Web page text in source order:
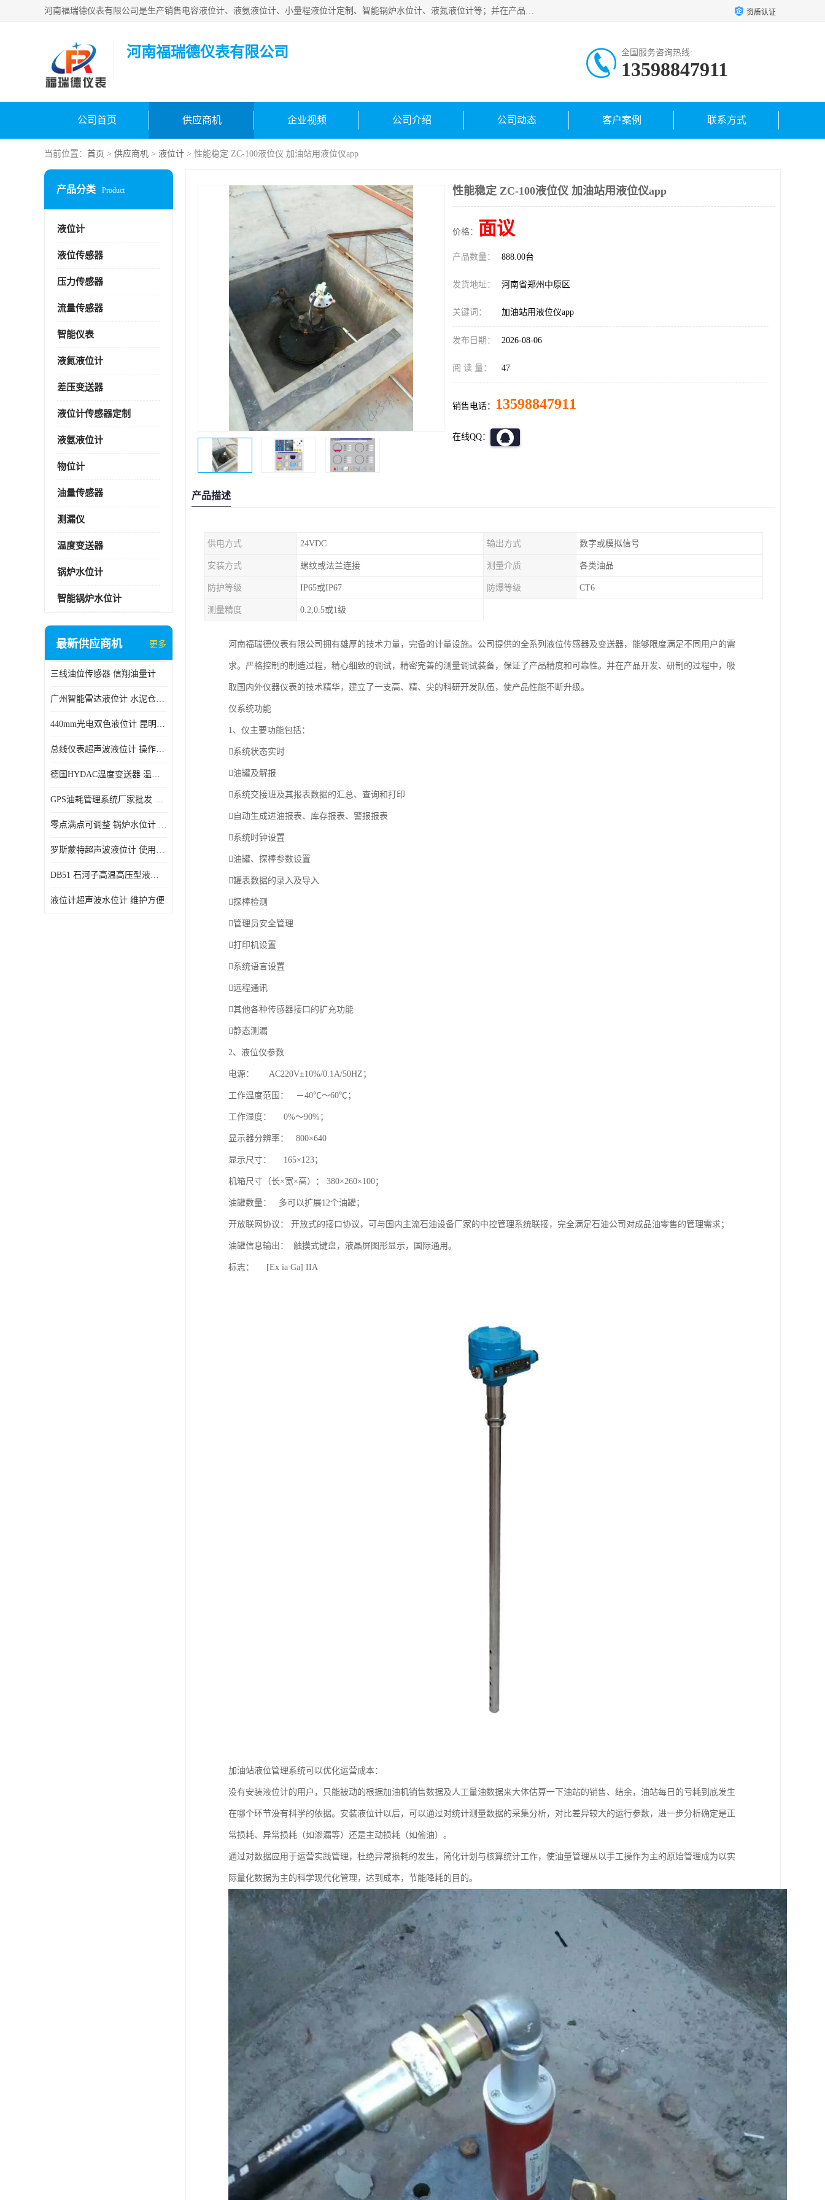
河南福瑞德仪表有限公司是生产销售电容液位计、液氨液位计、小量程液位计定制、智能锅炉水位计、液氮液位计等；并在产品开发、研制的过程中，吸取国内外仪器仪表的技术精华，建立了一支高、精、尖的科研开发队伍，使产品性能不断升级。 资质认证
河南福瑞德仪表有限公司 全国服务咨询热线:
13598847911
公司首页 供应商机 企业视频 公司介绍 公司动态 客户案例 联系方式
当前位置： 首页 > 供应商机 > 液位计 > 性能稳定 ZC-100液位仪 加油站用液位仪app
产品分类 Product
液位计
液位传感器
压力传感器
流量传感器
智能仪表
液氮液位计
差压变送器
液位计传感器定制
液氨液位计
物位计
油量传感器
测漏仪
温度变送器
锅炉水位计
智能锅炉水位计
最新供应商机 更多
三线油位传感器 信翔油量计
广州智能雷达液位计 水泥仓料位
440mm光电双色液位计 昆明锅炉汽包用光电液位计
总线仪表超声波液位计 操作简单
德国HYDAC温度变送器 温度变送器工作原理 市场性价比优
GPS油耗管理系统厂家批发 CR-606 汽车油位传感器故障
零点满点可调整 锅炉水位计 太原智能锅炉汽包液位计生产厂家
罗斯蒙特超声波液位计 使用寿命长
DB51 石河子高温高压型液位变送器 性能稳定
液位计超声波水位计 维护方便
性能稳定 ZC-100液位仪 加油站用液位仪app
价格： 面议
产品数量： 888.00台
发货地址： 河南省郑州中原区
关键词： 加油站用液位仪app
发布日期： 2026-08-06
阅 读 量： 47
销售电话： 13598847911
在线QQ：
产品描述
供电方式 24VDC 输出方式 数字或模拟信号
安装方式 螺纹或法兰连接 测量介质 各类油品
防护等级 IP65或IP67 防爆等级 CT6
测量精度 0.2,0.5或1级
河南福瑞德仪表有限公司拥有雄厚的技术力量，完备的计量设施。公司提供的全系列液位传感器及变送器，能够限度满足不同用户的需
求。严格控制的制造过程，精心细致的调试，精密完善的测量调试装备，保证了产品精度和可靠性。并在产品开发、研制的过程中，吸
取国内外仪器仪表的技术精华，建立了一支高、精、尖的科研开发队伍，使产品性能不断升级。
仪系统功能
1、仪主要功能包括：
系统状态实时
油罐及解报
系统交接班及其报表数据的汇总、查询和打印
自动生成进油报表、库存报表、警报报表
系统时钟设置
油罐、探棒参数设置
罐表数据的录入及导入
探棒检测
管理员安全管理
打印机设置
系统语言设置
远程通讯
其他各种传感器接口的扩充功能
静态测漏
2、液位仪参数
电源： AC220V±10%/0.1A/50HZ；
工作温度范围： －40℃～60℃；
工作湿度： 0%～90%；
显示器分辨率： 800×640
显示尺寸： 165×123；
机箱尺寸（长×宽×高）： 380×260×100；
油罐数量： 多可以扩展12个油罐；
开放联网协议： 开放式的接口协议，可与国内主流石油设备厂家的中控管理系统联接，完全满足石油公司对成品油零售的管理需求；
油罐信息输出： 触摸式键盘，液晶屏图形显示，国际通用。
标志： [Ex ia Ga] IIA
加油站液位管理系统可以优化运营成本：
没有安装液位计的用户，只能被动的根据加油机销售数据及人工量油数据来大体估算一下油站的销售、结余，油站每日的亏耗到底发生
在哪个环节没有科学的依据。安装液位计以后，可以通过对统计测量数据的采集分析，对比差异较大的运行参数，进一步分析确定是正
常损耗、异常损耗（如渗漏等）还是主动损耗（如偷油）。
通过对数据应用于运营实践管理，杜绝异常损耗的发生，简化计划与核算统计工作，使油量管理从以手工操作为主的原始管理成为以实
际量化数据为主的科学现代化管理，达到成本，节能降耗的目的。